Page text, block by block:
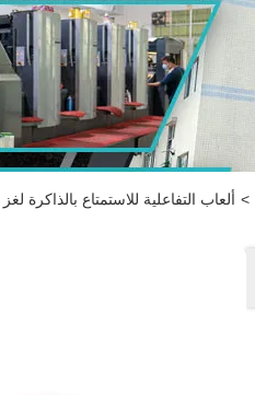
> ألعاب التفاعلية للاستمتاع